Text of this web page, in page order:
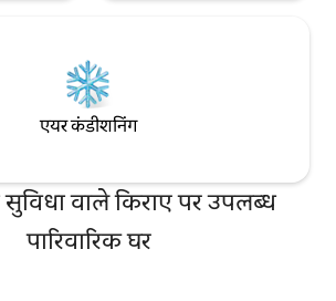
एयर कंडीशनिंग
वाले किराए पर उपलब्ध
पारिवारिक घर